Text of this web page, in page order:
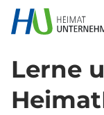
Lerne